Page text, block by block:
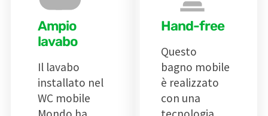
Ampio
lavabo
Il lavabo
installato nel
WC mobile
Hand-free
Questo
bagno mobile
è realizzato
con una